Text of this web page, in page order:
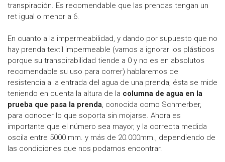
transpiración. Es recomendable que las prendas tengan un
ret igual o menor a 6.
En cuanto a la impermeabilidad, y dando por supuesto que no
hay prenda textil impermeable (vamos a ignorar los plásticos
porque su transpirabilidad tiende a 0 y no es en absolutos
recomendable su uso para correr) hablaremos de
resistencia a la entrada del agua de una prenda; ésta se mide
teniendo en cuenta la altura de la columna de agua en la
prueba que pasa la prenda, conocida como Schmerber,
para conocer lo que soporta sin mojarse. Ahora es
importante que el número sea mayor, y la correcta medida
oscila entre 5000 mm. y más de 20.000mm., dependiendo de
las condiciones que nos podamos encontrar.